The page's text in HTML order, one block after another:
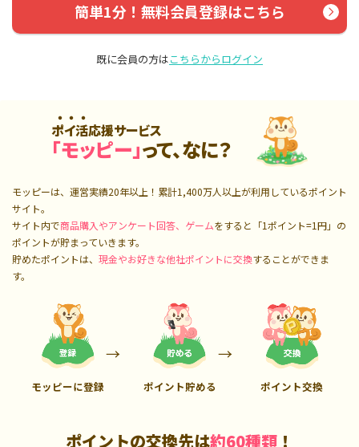
簡単1分！無料会員登録はこちら
既に会員の方はこちらからログイン
ポイ活応援サービス
「モッピー」って、なに？
モッピーは、運営実績20年以上！累計1,400万人以上が利用しているポイント
サイト。
サイト内で商品購入やアンケート回答、ゲームをすると「1ポイント=1円」の
ポイントが貯まっていきます。
貯めたポイントは、 現金やお好きな他社ポイントに交換することができま
す。
モッピーに登録 ポイント貯める ポイント交換
ポイントの交換先は約60種類 ！